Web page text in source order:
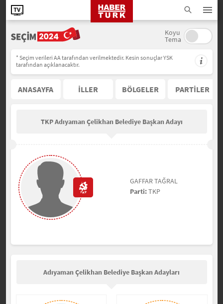
Koyu
Tema
* Seçim verileri AA tarafından verilmektedir. Kesin sonuçlar YSK
tarafından açıklanacaktır.
ANASAYFA İLLER BÖLGELER PARTİLER
TKP Adıyaman Çelikhan Belediye Başkan Adayı
GAFFAR TAĞRAL
Parti:TKP
Adıyaman Çelikhan Belediye Başkan Adayları